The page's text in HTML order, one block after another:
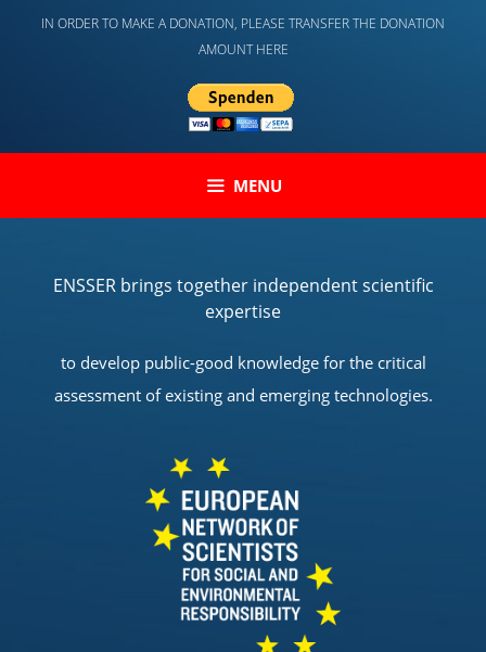
IN ORDER TO MAKE A DONATION, PLEASE TRANSFER THE DONATION
AMOUNT HERE
MENU
ENSSER brings together independent scientific
expertise
to develop public-good knowledge for the critical
assessment of existing and emerging technologies.